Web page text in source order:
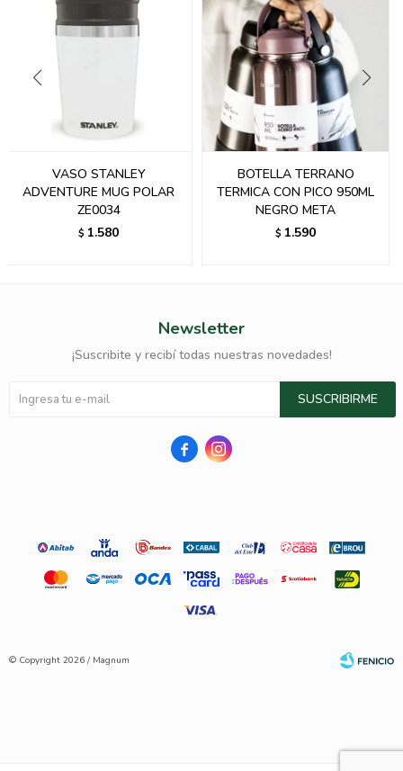
VASO STANLEY
ADVENTURE MUG POLAR
ZE0034
$ 1.580
BOTELLA TERRANO
TERMICA CON PICO 950ML
NEGRO META
$ 1.590
Newsletter
¡Suscribite y recibí todas nuestras novedades!
SUSCRIBIRME
 
© Copyright 2026 / Magnum